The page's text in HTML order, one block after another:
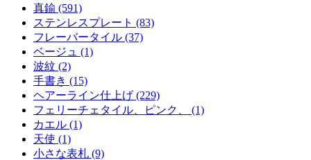
真鍮 (591)
ステンレスプレート (83)
フレーバータイル (37)
ベージュ (1)
波紋 (2)
手書き (15)
ヘアーライン仕上げ (229)
フェリーチェタイル、ピンク、 (1)
カエル (1)
天使 (1)
小さな表札 (9)